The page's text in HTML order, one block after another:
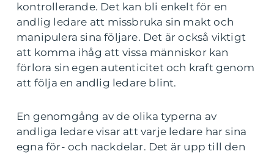
kontrollerande. Det kan bli enkelt för en
andlig ledare att missbruka sin makt och
manipulera sina följare. Det är också viktigt
att komma ihåg att vissa människor kan
förlora sin egen autenticitet och kraft genom
att följa en andlig ledare blint.
En genomgång av de olika typerna av
andliga ledare visar att varje ledare har sina
egna för- och nackdelar. Det är upp till den